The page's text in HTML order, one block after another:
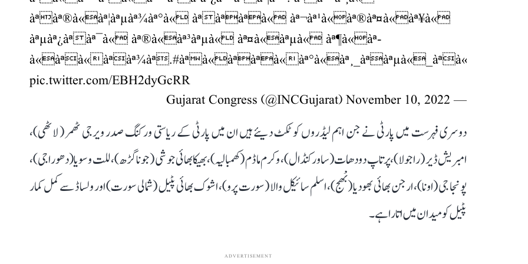
àªàª®à«àª¦àªµàª¾àª°à« àªàªàªà« àª¬àª¹à«àª®àª¤à«àª¥à«
àªµàª¿àªàª¯à« àª®à«àª³àªµà« àª¤à«àªµà« àª¶à«àª­
à«àªà«àªàª¾àª.#àªà«àªàªà«àª°à«àª¸_àªàªµà«_àªà«
pic.twitter.com/EBH2dyGcRR
— Gujarat Congress (@INCGujarat)
November 10, 2022
دوسری فہرست میں پارٹی نے جن اہم لیڈروں کو ٹکٹ دیئے ہیں ان میں پارٹی کے ریاستی ورکنگ صدر ویرجی ٹھمر ( لاٹھی)،
امبریش ڈیر (راجولا)، پرتاپ دودھات (ساور کنڈال)، وکرم ماڈم (کھمبالیہ)، بھیکابھائی جوشی (جوناگڑھ)، للت وسویا (دھوراجی)،
پونجا جی (اونا)، ارجن بھائی بھودیا (بْھج)، اسلم سائیکل والا (سورت پرو)، اشوک بھائی پٹیل (شمالی سورت) اور ولساڈ سے کمل کمار
پٹیل کو میدان میں اتارا ہے۔
ADVERTISEMENT